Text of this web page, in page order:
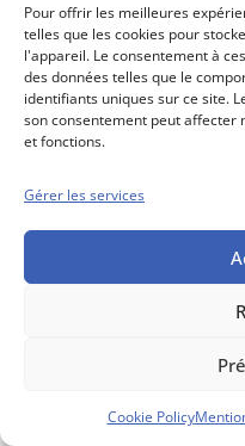
Pour offrir les meilleures
telles que les cookies pour
l'appareil. Le consentement à
des données telles que le
identifiants uniques sur ce site.
son consentement peut
et fonctions.
Gérer les services
Cookie Policy
Mentions